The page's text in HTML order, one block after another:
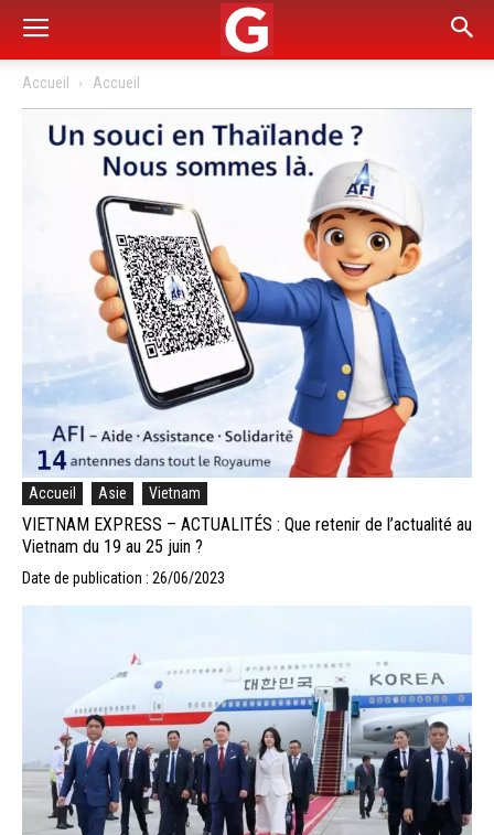
Accueil Accueil
Accueil Asie Vietnam
VIETNAM EXPRESS – ACTUALITÉS : Que retenir de l’actualité au
Vietnam du 19 au 25 juin ?
Date de publication : 26/06/2023